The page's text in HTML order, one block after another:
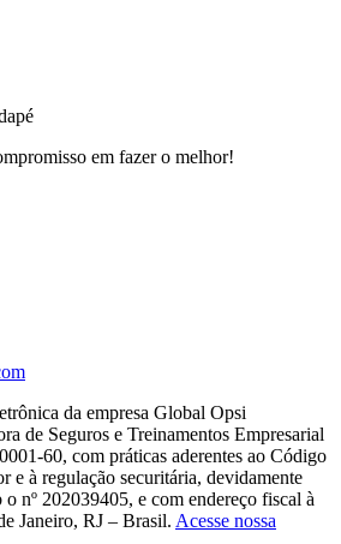
em fazer o melhor!
da empresa Global Opsi
de Seguros e Treinamentos Empresarial
60, com práticas aderentes ao Código
e à regulação securitária, devidamente
nº 202039405, e com endereço fiscal à
Janeiro, RJ – Brasil. Acesse nossa